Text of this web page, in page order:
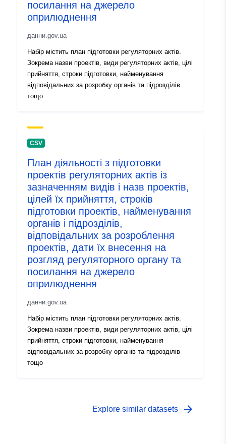
посилання на джерело
оприлюднення
данни.gov.ua
Набір містить план підготовки регуляторних актів.
Зокрема назви проектів, види регуляторних актів, цілі
прийняття, строки підготовки, найменування
відповідальних за розробку органів та підрозділів
тощо
CSV
План діяльності з підготовки
проектів регуляторних актів із
зазначенням видів і назв проектів,
цілей їх прийняття, строків
підготовки проектів, найменування
органів і підрозділів,
відповідальних за розроблення
проектів, дати їх внесення на
розгляд регуляторного органу та
посилання на джерело
оприлюднення
данни.gov.ua
Набір містить план підготовки регуляторних актів.
Зокрема назви проектів, види регуляторних актів, цілі
прийняття, строки підготовки, найменування
відповідальних за розробку органів та підрозділів
тощо
Explore similar datasets arrow_forward